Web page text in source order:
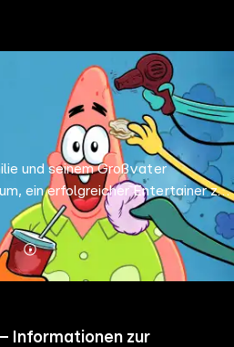
und seinem Großvater
ein erfolgreicher Entertainer zu
zu kommen, produziert er seine
"Die Patrick Star Show".
Mehr
Details
Informationen zur